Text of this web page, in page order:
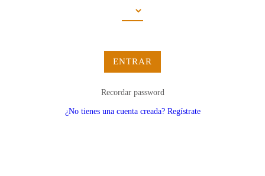
ENTRAR
Recordar password
¿No tienes una cuenta creada? Regístrate